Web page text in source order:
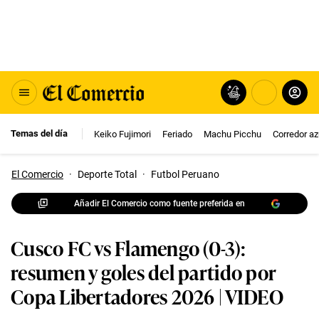
Temas del día Keiko Fujimori Feriado Machu Picchu Corredor
El Comercio · Deporte Total · Futbol Peruano
Añadir El Comercio como fuente preferida en
Cusco FC vs Flamengo (0-3):
resumen y goles del partido por
Copa Libertadores 2026 | VIDEO